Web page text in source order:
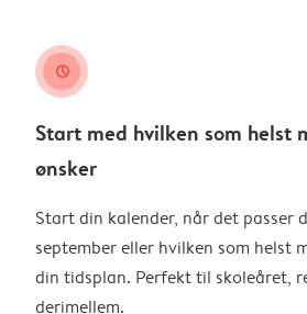
clock
Start med hvilken som helst
ønsker
Start din kalender, når det passer
september eller hvilken som helst
din tidsplan. Perfekt til skoleåret,
derimellem.